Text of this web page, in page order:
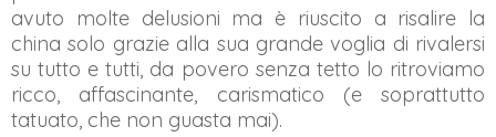
avuto molte delusioni ma è riuscito a risalire la
china solo grazie alla sua grande voglia di rivalersi
su tutto e tutti, da povero senza tetto lo ritroviamo
ricco, affascinante, carismatico (e soprattutto
tatuato, che non guasta mai).